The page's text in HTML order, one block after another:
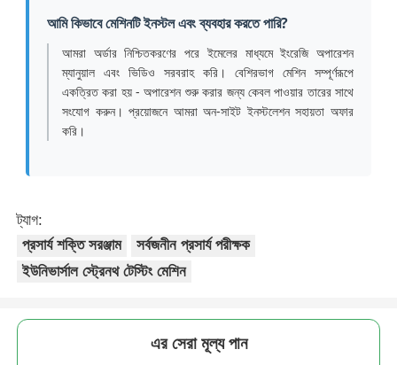
আমি কিভাবে মেশিনটি ইনস্টল এবং ব্যবহার করতে পারি?
আমরা অর্ডার নিশ্চিতকরণের পরে ইমেলের মাধ্যমে ইংরেজি অপারেশন
ম্যানুয়াল এবং ভিডিও সরবরাহ করি। বেশিরভাগ মেশিন সম্পূর্ণরূপে
একত্রিত করা হয় - অপারেশন শুরু করার জন্য কেবল পাওয়ার তারের সাথে
সংযোগ করুন। প্রয়োজনে আমরা অন-সাইট ইনস্টলেশন সহায়তা অফার
করি।
ট্যাগ:
প্রসার্য শক্তি সরঞ্জাম
সর্বজনীন প্রসার্য পরীক্ষক
ইউনিভার্সাল স্ট্রেনথ টেস্টিং মেশিন
এর সেরা মূল্য পান